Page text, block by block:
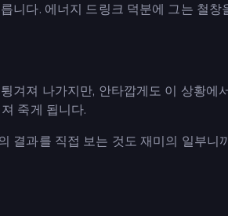
니다. 에너지 드링크 덕분에 그는 철창
겨져 나가지만, 안타깝게도 이 상황에
죽게 됩니다.
결과를 직접 보는 것도 재미의 일부니